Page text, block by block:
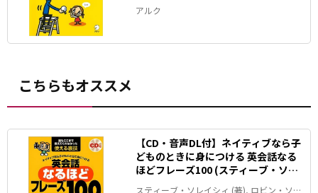
アルク
こちらもオススメ
【CD・音声DL付】ネイティブなら子
どものときに身につける 英会話なる
ほどフレーズ100 (スティーブ・ソレ
イシィの英会話シリーズ)
スティーブ・ソレイシィ (著), ロビン・ソレ